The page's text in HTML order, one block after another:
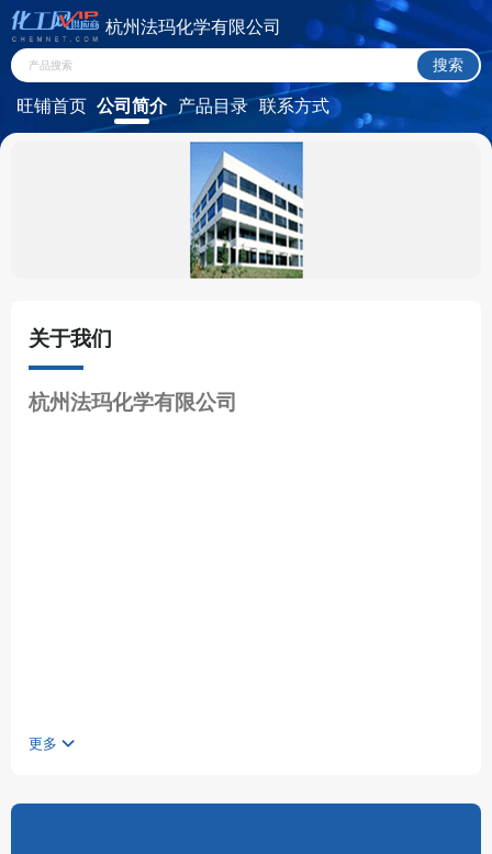
杭州法玛化学有限公司
旺铺首页 公司简介 产品目录 联系方式
杭州法玛化学有限公司
HANGZHOU PHARMA & CHEM CO.,LTD.
在线询盘
关于我们
杭州法玛化学有限公司
更多